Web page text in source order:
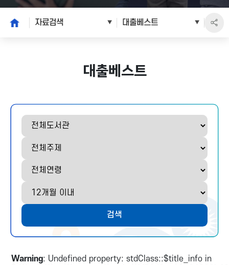
home 자료검색 대출베스트
대출베스트
검색
Warning: Undefined property: stdClass::$title_info in